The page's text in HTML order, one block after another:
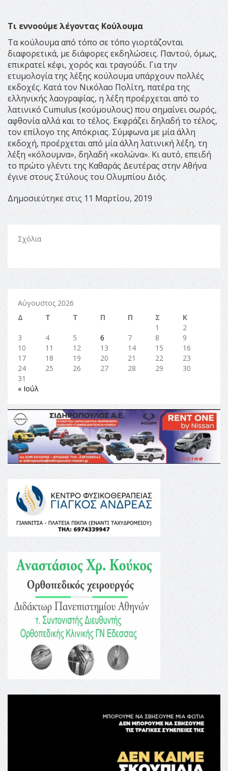
Τι εννοούμε λέγοντας Κούλουμα
Τα κούλουμα από τόπο σε τόπο γιορτάζονται
διαφορετικά, με διάφορες εκδηλώσεις. Παντού, όμως,
επικρατεί κέφι, χορός και τραγούδι. Για την
ετυμολογία της λέξης κούλουμα υπάρχουν πολλές
εκδοχές. Κατά τον Νικόλαο Πολίτη, πατέρα της
ελληνικής λαογραφίας, η λέξη προέρχεται από το
λατινικό Cumulus (κούμουλους) που σημαίνει σωρός,
αφθονία αλλά και το τέλος. Εκφράζει δηλαδή το τέλος,
τον επίλογο της Απόκριας. Σύμφωνα με μία άλλη
εκδοχή, προέρχεται από μία άλλη λατινική λέξη, τη
λέξη «κόλουμνα», δηλαδή «κολώνα». Κι αυτό, επειδή
το πρώτο γλέντι της Καθαράς Δευτέρας στην Αθήνα
έγινε στους Στύλους του Ολυμπίου Διός.
Δημοσιεύτηκε στις 11 Μαρτίου, 2019
Σχόλια
Αύγουστος 2026
Δ
Τ Τ Π Π Σ
Κ
1
2
3
4 5 6 7 8
9
10
11 12 13 14 15
16
17
18 19 20 21 22
23
24
25 26 27 28 29
30
31
« Ιούλ